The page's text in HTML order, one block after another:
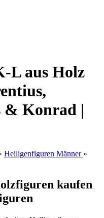
L aus Holz
& Konrad |
Heiligenfiguren Männer »
kaufen